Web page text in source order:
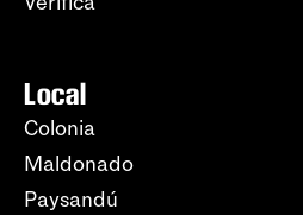
Local
Colonia
Maldonado
Paysandú